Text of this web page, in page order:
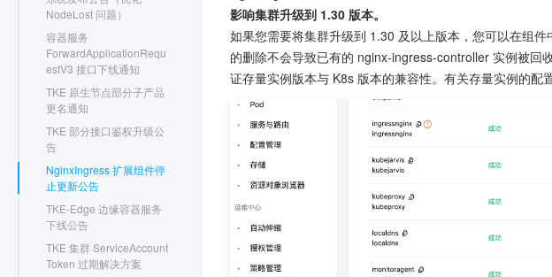
NodeLost 问题）
容器服务
ForwardApplicationRequ
estV3 接口下线通知
TKE 原生节点部分子产品
更名通知
TKE 部分接口鉴权升级公
告
NginxIngress 扩展组件停
止更新公告
TKE-Edge 边缘容器服务
下线公告
TKE 集群 ServiceAccount
Token 过期解决方案
影响集群升级到 1.30 版本。
如果您需要将集群升级到 1.30 及以上版本，您可以在组
的删除不会导致已有的 nginx-ingress-controller 实例被
证存量实例版本与 K8s 版本的兼容性。有关存量实例的配